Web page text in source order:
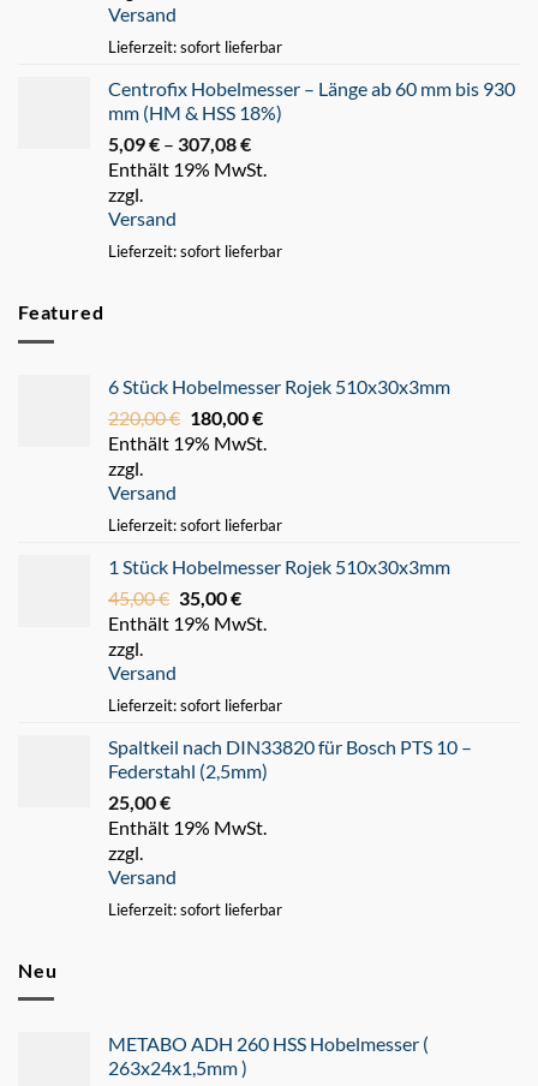
Versand
Lieferzeit: sofort lieferbar
Centrofix Hobelmesser – Länge ab 60 mm bis 930
mm (HM & HSS 18%)
5,09€ – 307,08€
5,09 €
Enthält 19% MwSt.
zzgl.
Versand
Lieferzeit: sofort lieferbar
Featured
6 Stück Hobelmesser Rojek 510x30x3mm
220,00€ Ursprünglicher
Preis
180,00€Aktueller
Preis
Enthält 19% MwSt.
zzgl.
Versand
Lieferzeit: sofort lieferbar
1 Stück Hobelmesser Rojek 510x30x3mm
45,00€ Ursprünglicher
Preis
35,00€Aktueller
Preis
Enthält 19% MwSt.
zzgl.
Versand
Lieferzeit: sofort lieferbar
Spaltkeil nach DIN33820 für Bosch PTS 10 –
Federstahl (2,5mm)
25,00€
Enthält 19% MwSt.
zzgl.
Versand
Lieferzeit: sofort lieferbar
Neu
METABO ADH 260 HSS Hobelmesser (
263x24x1,5mm )